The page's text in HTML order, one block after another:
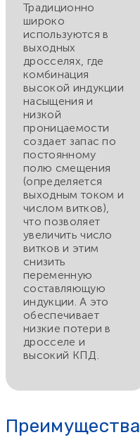
Традиционно
широко
используются в
выходных
дросселях, где
комбинация
высокой индукции
насыщения и
низкой
проницаемости
создает запас по
постоянному
полю смещения
(определяется
выходным током и
числом витков),
что позволяет
увеличить число
витков и этим
снизить
переменную
составляющую
индукции. А это
обеспечивает
низкие потери в
дросселе и
высокий КПД.
Преимущества